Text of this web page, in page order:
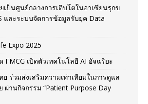
เป็นศูนย์กลางการเติบโตในอาเซียนรุกข
และระบบจัดการข้อมูลรับยุค Data
Expo 2025
FMCG เปิดตัวเทคโนโลยี AI อัจฉริยะ
ย ร่วมส่งเสริมความเท่าเทียมในการดูแล
านกิจกรรม “Patient Purpose Day